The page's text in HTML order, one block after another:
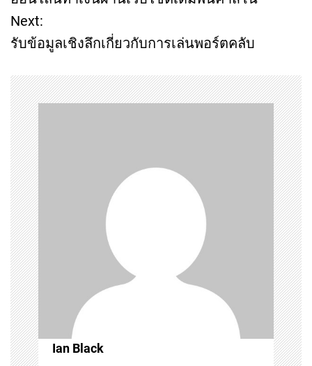
o
s
t
n
a
v
i
g
a
t
i
Next:
รับข้อมูลเชิงลึกเกี่ยวกับการเล่นพอร์ตคลับ
Ian Black